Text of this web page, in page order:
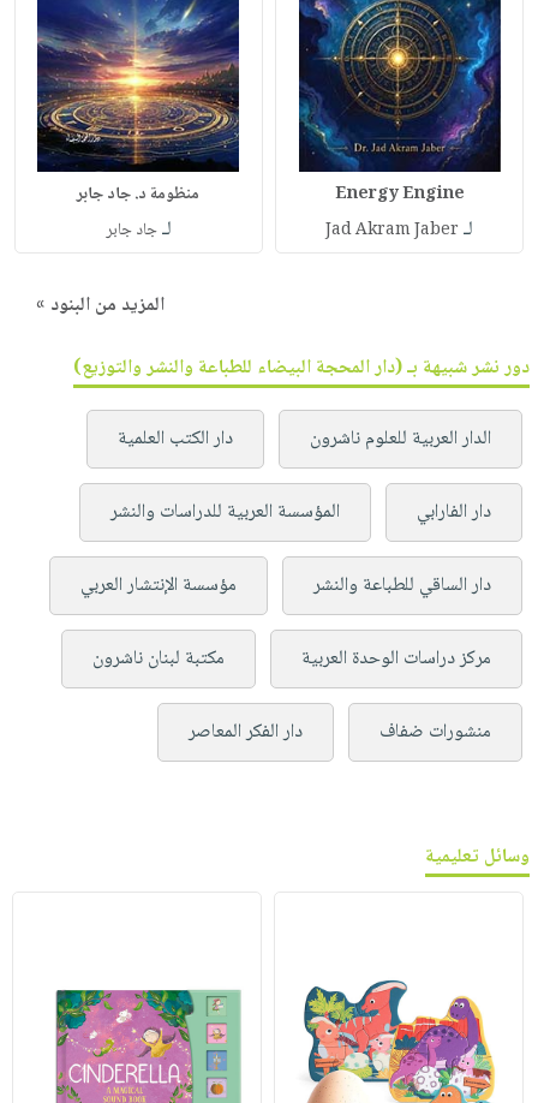
Energy Engine
لـ Jad Akram Jaber
منظومة د. جاد جابر
لـجاد جابر
المزيد من البنود »
دور نشر شبيهة بـ (دار المحجة البيضاء للطباعة والنشر والتوزيع)
الدار العربية للعلوم ناشرون دار الكتب العلمية
دار الفارابي المؤسسة العربية للدراسات والنشر
دار الساقي للطباعة والنشر مؤسسة الإنتشار العربي
مركز دراسات الوحدة العربية مكتبة لبنان ناشرون
منشورات ضفاف دار الفكر المعاصر
وسائل تعليمية